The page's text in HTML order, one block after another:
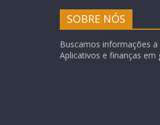
SOBRE NÓS
Buscamos informações
Aplicativos e finanças em